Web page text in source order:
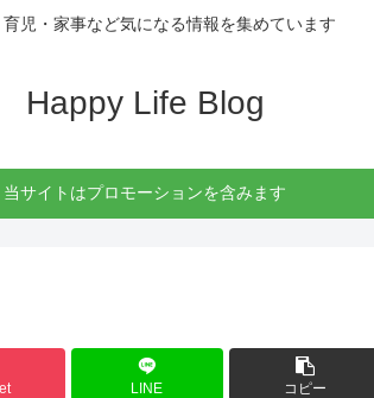
児・家事など気になる情報を集めています
Happy Life Blog
当サイトはプロモーションを含みます
LINE コピー